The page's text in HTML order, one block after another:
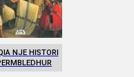
NJE HISTORI